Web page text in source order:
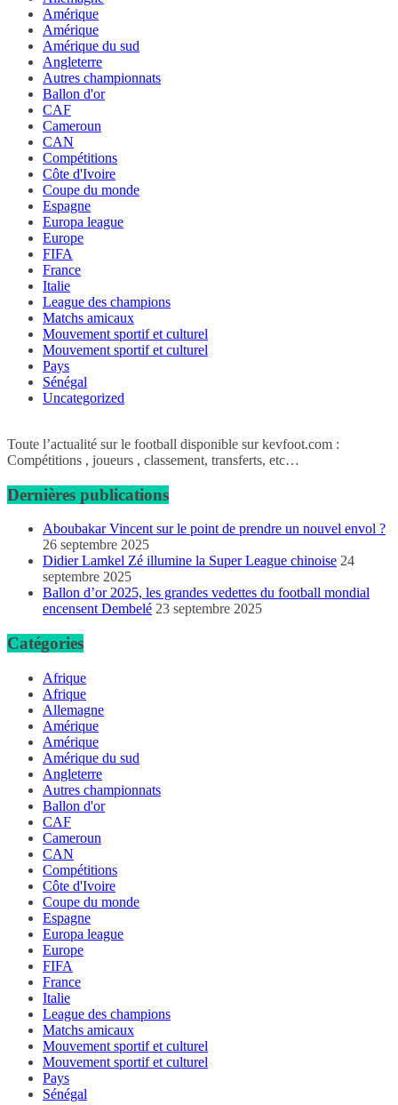
Amérique
Amérique
Amérique du sud
Angleterre
Autres championnats
Ballon d'or
CAF
Cameroun
CAN
Compétitions
Côte d'Ivoire
Coupe du monde
Espagne
Europa league
Europe
FIFA
France
Italie
League des champions
Matchs amicaux
Mouvement sportif et culturel
Mouvement sportif et culturel
Pays
Sénégal
Uncategorized
Toute l’actualité sur le football disponible sur kevfoot.com :
Compétitions , joueurs , classement, transferts, etc…
Dernières publications
Aboubakar Vincent sur le point de prendre un nouvel envol ?
26 septembre 2025
Didier Lamkel Zé illumine la Super League chinoise 24
septembre 2025
Ballon d’or 2025, les grandes vedettes du football mondial
encensent Dembelé 23 septembre 2025
Catégories
Afrique
Afrique
Allemagne
Amérique
Amérique
Amérique du sud
Angleterre
Autres championnats
Ballon d'or
CAF
Cameroun
CAN
Compétitions
Côte d'Ivoire
Coupe du monde
Espagne
Europa league
Europe
FIFA
France
Italie
League des champions
Matchs amicaux
Mouvement sportif et culturel
Mouvement sportif et culturel
Pays
Sénégal